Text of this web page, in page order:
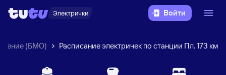
Электрички Войти
(БМО) Расписание электричек по станции Пл. 173 км